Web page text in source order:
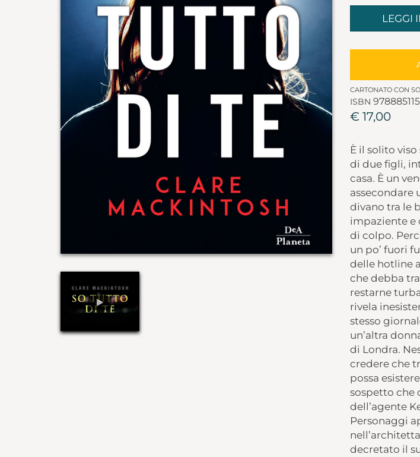
LEGGI
CARTONATO CON
ISBN
€ 17,00
È il solito
di due figli,
casa. È un
assecondare
divano tra le
impaziente e
di colpo.
un po’ fuori
delle hotline
che debba
restarne
rivela
stesso
un’altra
di Londra.
credere che
possa
sospetto che
dell’agente
Personaggi
decretato il